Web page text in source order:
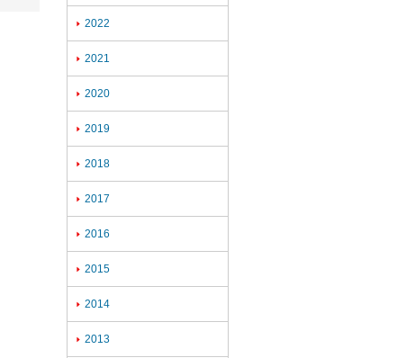
 2022
 2021
 2020
 2019
 2018
 2017
 2016
 2015
 2014
 2013